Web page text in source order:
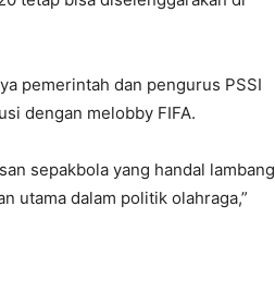
pemerintah dan pengurus PSSI
dengan melobby FIFA.
sepakbola yang handal lambang
utama dalam politik olahraga,”